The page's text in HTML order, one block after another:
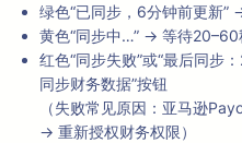
绿色“已同步，6分钟前更新”
黄色“同步中…” → 等待20–60
红色“同步失败”或“最后同步
同步财务数据”按钮
（失败常见原因：亚马逊
→ 重新授权财务权限）